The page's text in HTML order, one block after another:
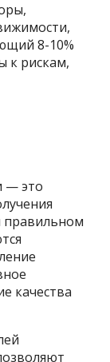
8-10%
к рискам,
— это
правильном
качества